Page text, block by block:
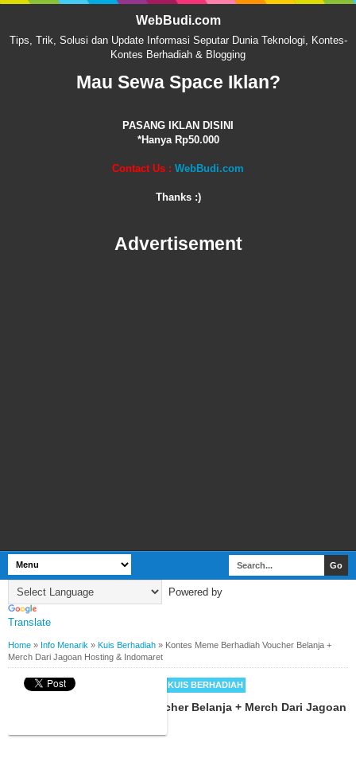
WebBudi.com
Tips, Trik, Solusi dan Update Informasi Seputar Dunia Teknologi, Kontes-
Kontes Berhadiah & Blogging
Mau Sewa Space Iklan?
PASANG IKLAN DISINI
*Hanya Rp50.000
Contact Us : WebBudi.com
Thanks :)
Advertisement
Powered by
Translate
Home » Info Menarik » Kuis Berhadiah » Kontes Meme Berhadiah Voucher Belanja +
Merch Dari Jagoan Hosting & Indomaret
BYWEBBUDI.COM KUIS BERHADIAH
Kontes Meme Berhadiah Voucher Belanja + Merch Dari Jagoan